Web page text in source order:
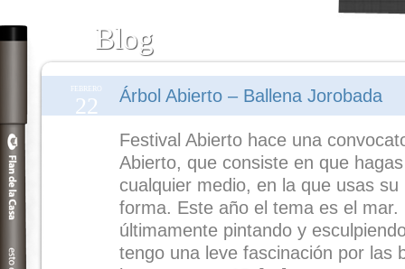
Blog
FEBRERO
22 Árbol Abierto – Ballena Jorobada
Festival Abierto hace una
Abierto, que consiste en que
cualquier medio, en la que usas
forma. Este año el tema es el mar.
últimamente pintando y
tengo una leve fascinación por las